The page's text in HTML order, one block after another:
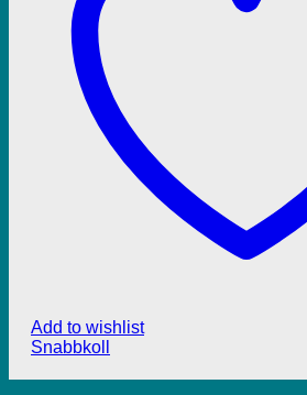
Add to wishlist
Snabbkoll